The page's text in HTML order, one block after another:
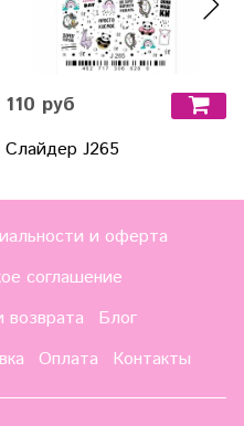
110 руб
Слайдер J265
и оферта
соглашение
возврата
Блог
Оплата Контакты